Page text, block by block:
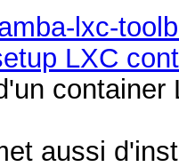
lxc-
LXC
aussi